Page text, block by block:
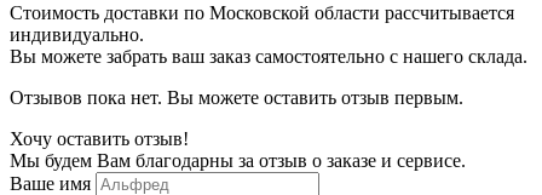
Стоимость доставки по Московской области рассчитывается
индивидуально.
Вы можете забрать ваш заказ самостоятельно с нашего склада.
Отзывов пока нет. Вы можете оставить отзыв первым.
Хочу оставить отзыв!
Мы будем Вам благодарны за отзыв о заказе и сервисе.
Ваше имя